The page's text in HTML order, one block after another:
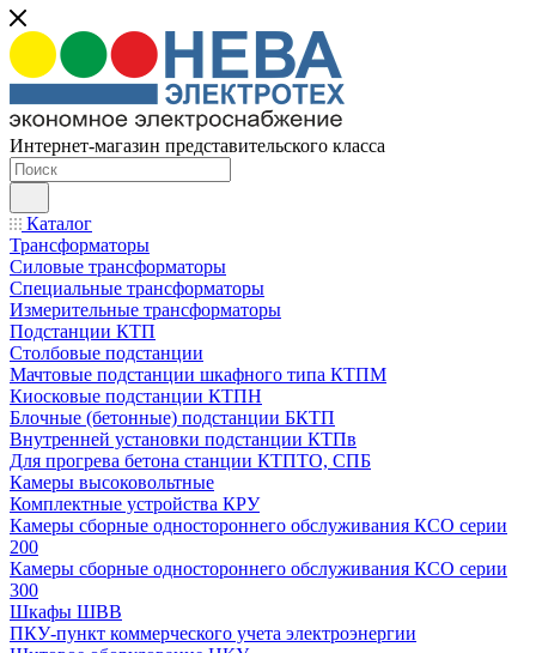
Интернет-магазин представительского класса
Каталог
Трансформаторы
Силовые трансформаторы
Специальные трансформаторы
Измерительные трансформаторы
Подстанции КТП
Столбовые подстанции
Мачтовые подстанции шкафного типа КТПМ
Киосковые подстанции КТПН
Блочные (бетонные) подстанции БКТП
Внутренней установки подстанции КТПв
Для прогрева бетона станции КТПТО, СПБ
Камеры высоковольтные
Комплектные устройства КРУ
Камеры сборные одностороннего обслуживания КСО серии
200
Камеры сборные одностороннего обслуживания КСО серии
300
Шкафы ШВВ
ПКУ-пункт коммерческого учета электроэнергии